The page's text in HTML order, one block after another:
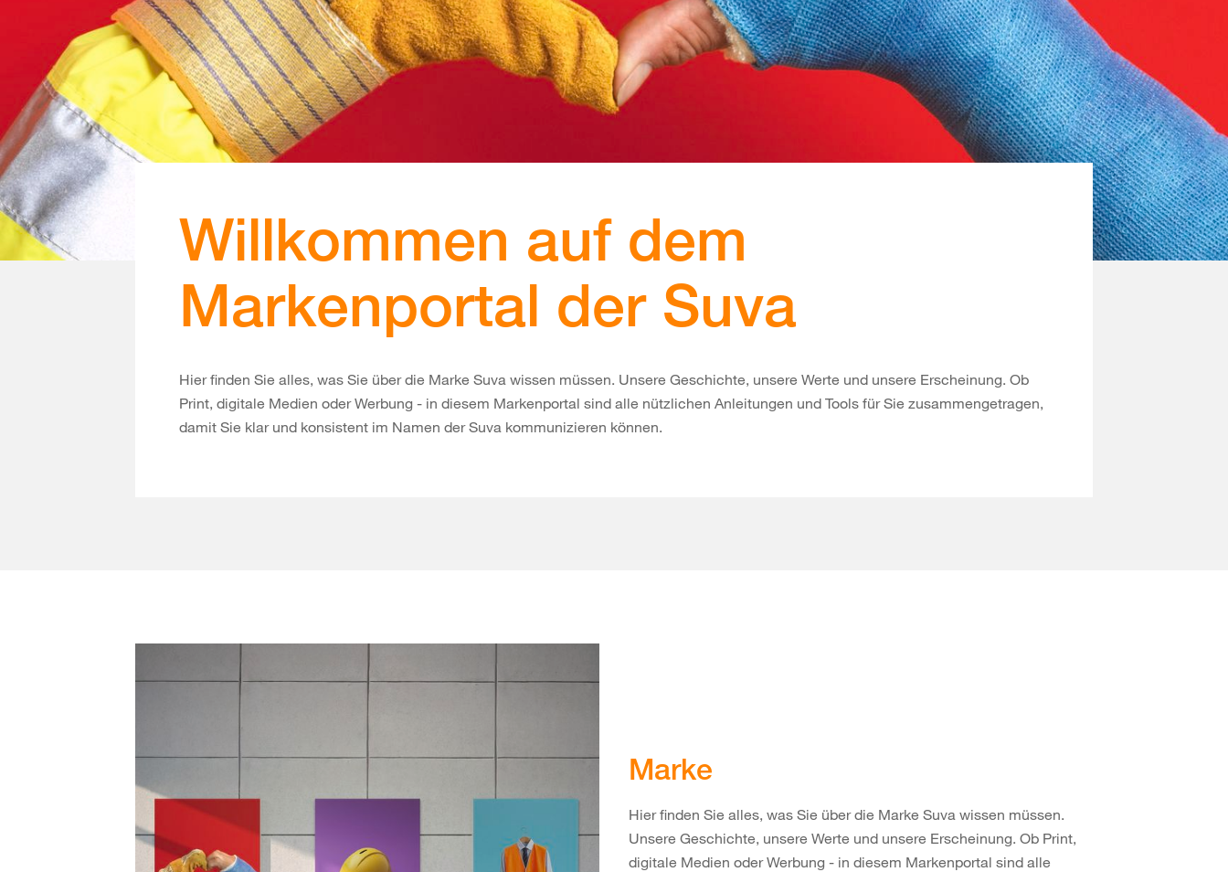
Willkommen auf dem
Markenportal der Suva
Hier finden Sie alles, was Sie über die Marke Suva wissen müssen. Unsere Geschichte, unsere Werte und unsere Erscheinung. Ob
Print, digitale Medien oder Werbung - in diesem Markenportal sind alle nützlichen Anleitungen und Tools für Sie zusammengetragen,
damit Sie klar und konsistent im Namen der Suva kommunizieren können.
Marke
Hier finden Sie alles, was Sie über die Marke Suva wissen müssen.
Unsere Geschichte, unsere Werte und unsere Erscheinung. Ob Print,
digitale Medien oder Werbung - in diesem Markenportal sind alle